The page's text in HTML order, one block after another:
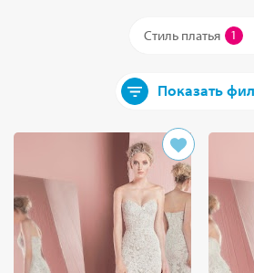
Стиль платья 1
Показать